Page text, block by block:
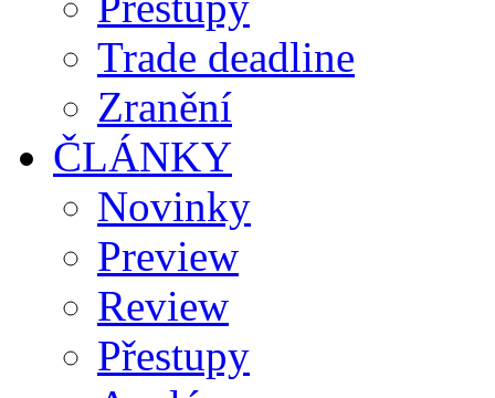
Trade deadline
Zranění
ČLÁNKY
Novinky
Preview
Review
Přestupy